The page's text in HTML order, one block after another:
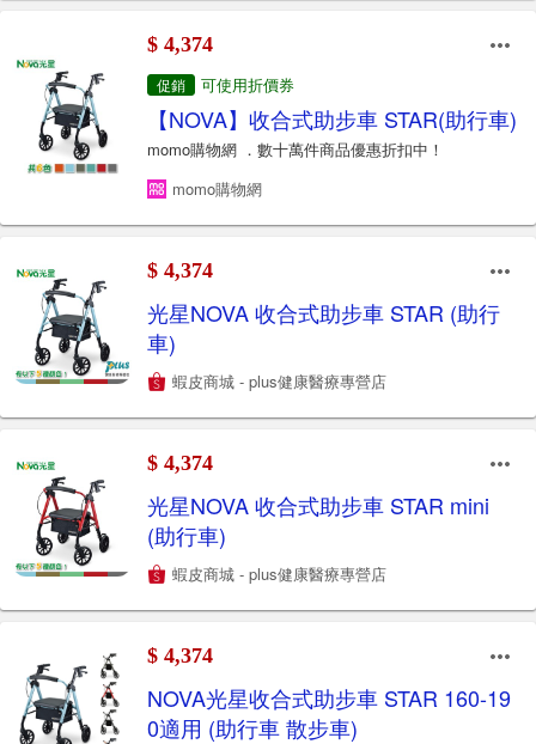
$ 4,374
促銷 可使用折價券
【NOVA】收合式助步車 STAR(助行車)
momo購物網 ．數十萬件商品優惠折扣中！
momo購物網
$ 4,374
光星NOVA 收合式助步車 STAR (助行
車)
蝦皮商城 - plus健康醫療專營店
$ 4,374
光星NOVA 收合式助步車 STAR mini
(助行車)
蝦皮商城 - plus健康醫療專營店
$ 4,374
NOVA光星收合式助步車 STAR 160-19
0適用 (助行車 散步車)